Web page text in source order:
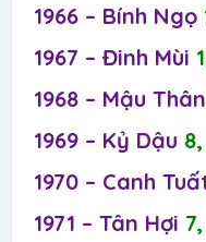
1966 – Bính Ngọ
1967 – Đinh Mùi
1968 – Mậu Thân
1969 – Kỷ Dậu
1970 – Canh
1971 – Tân Hợi